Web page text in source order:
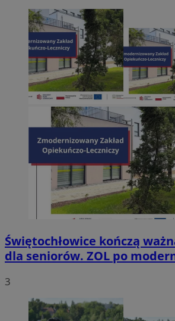
Świętochłowice kończą
dla seniorów. ZOL po
3